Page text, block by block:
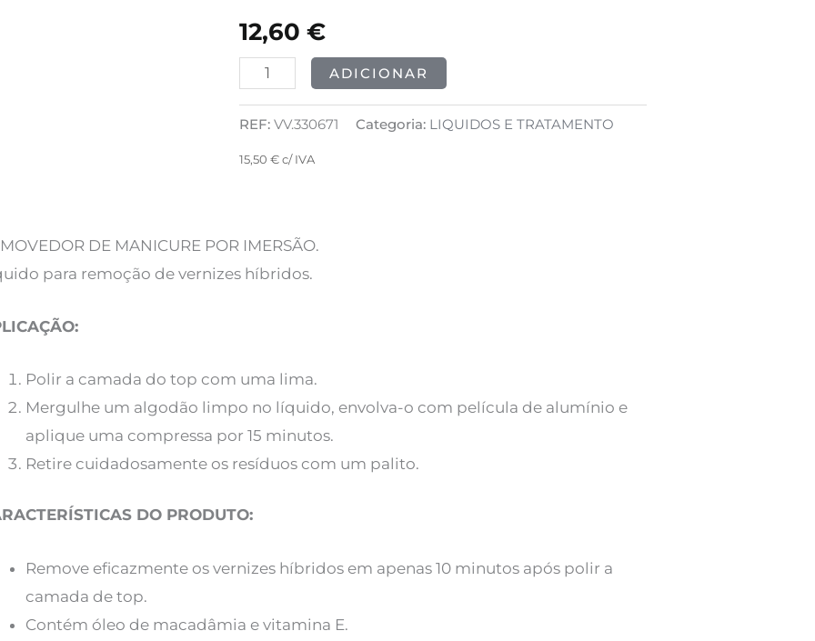
12,60 €
Off
Manicure
1000ml
ADICIONAR
REF: VV.330671 Categoria: LIQUIDOS E TRATAMENTO
15,50 €c/ IVA
DE MANICURE POR IMERSÃO.
para remoção de vernizes híbridos.
Polir a camada do top com uma lima.
Mergulhe um algodão limpo no líquido, envolva-o com película de alumínio e
aplique uma compressa por 15 minutos.
Retire cuidadosamente os resíduos com um palito.
DO PRODUTO:
Remove eficazmente os vernizes híbridos em apenas 10 minutos após polir a
camada de top.
Contém óleo de macadâmia e vitamina E.